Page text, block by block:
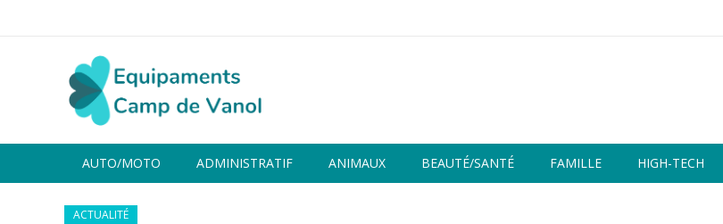
AUTO/MOTO ADMINISTRATIF ANIMAUX BEAUTÉ/SANTÉ FAMILLE HIGH-TECH
ACTUALITÉ